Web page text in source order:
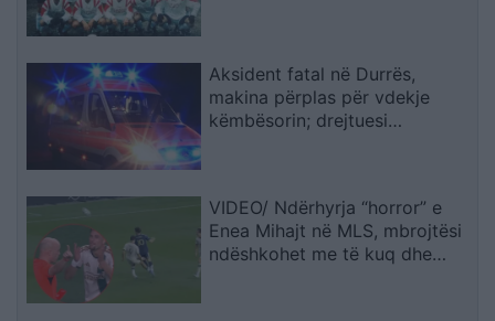
Aksident fatal në Durrës,
makina përplas për vdekje
këmbësorin; drejtuesi
VIDEO/ Ndërhyrja “horror” e
Enea Mihajt në MLS, mbrojtësi
ndëshkohet me të kuq dhe